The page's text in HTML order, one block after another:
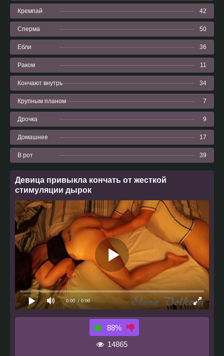
Кремпай 42
Сперма 50
Ебли 36
Раком 11
Кончают внутрь 34
Крупным планом 7
Дрочка 9
Домашнее 17
В рот 39
Девица привыкла кончать от жесткой
стимуляции дырок
0:00 / 0:00
88%
14865